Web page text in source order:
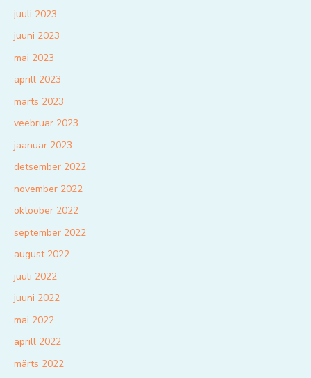
juuli 2023
juuni 2023
mai 2023
aprill 2023
märts 2023
veebruar 2023
jaanuar 2023
detsember 2022
november 2022
oktoober 2022
september 2022
august 2022
juuli 2022
juuni 2022
mai 2022
aprill 2022
märts 2022